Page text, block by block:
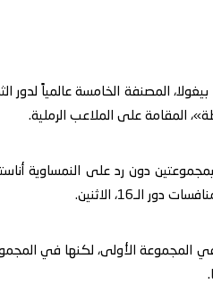
المصنفة الخامسة عالمياً
الأولى، لكنها في